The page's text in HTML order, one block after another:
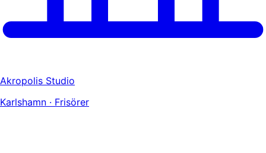
Akropolis Studio
Karlshamn · Frisörer